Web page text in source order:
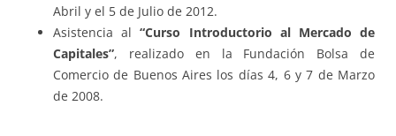
Abril y el 5 de Julio de 2012.
Asistencia al“Curso Introductorio al Mercado de
Capitales”, realizado en la Fundación Bolsa de
Comercio de Buenos Aires los días 4, 6 y 7 de Marzo
de 2008.